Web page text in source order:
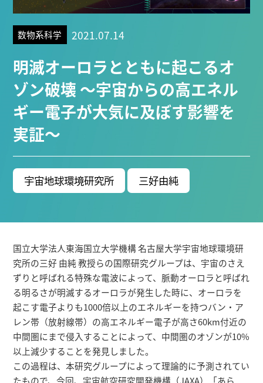
TAG
(177)
生命農学研究科 (116)
トランスフォーマティ
ブ生命分子研究所 (75)
環境学研究科 (67)
宇宙地球
環境研究所 (63)
未来材料・システム研究所 (61)
報学研究科 (47)
植物 (33) 機械学習 (31)
高等
研究院 (26)
境医学研究所 (23)
宇宙 (21)
創薬科学研究科 (20)
シロイヌナズ
ナ (19)
オーロラ (17)
Researchers' VOICE
Links
名古屋大学
名古屋大学基金
研究者総覧
数物系科学 2021.07.14
明滅オーロラとともに起こるオ
ゾン破壊 ～宇宙からの高エネル
ギー電子が大気に及ぼす影響を
実証～
宇宙地球環境研究所 三好由純
国立大学法人東海国立大学機構 名古屋大学宇宙地球環境研
究所の三好 由純 教授らの国際研究グループは、宇宙のさえ
ずりと呼ばれる特殊な電波によって、脈動オーロラと呼ばれ
る明るさが明滅するオーロラが発生した時に、オーロラを
起こす電子よりも1000倍以上のエネルギーを持つバン・ア
レン帯（放射線帯）の高エネルギー電子が高さ60km付近の
中間圏にまで侵入することによって、中間圏のオゾンが10%
以上減少することを発見しました。
この過程は、本研究グループによって理論的に予測されてい
たもので、今回、宇宙航空研究開発機構（JAXA）「あら